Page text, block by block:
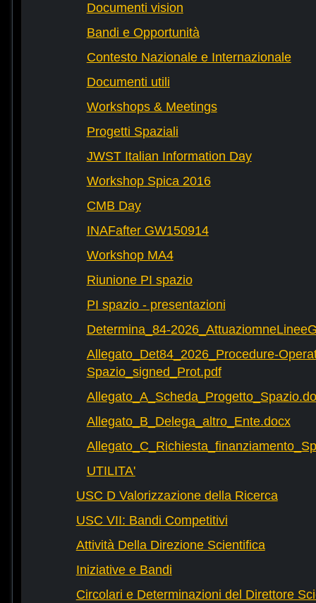
Documenti vision
Bandi e Opportunità
Contesto Nazionale e Internazionale
Documenti utili
Workshops & Meetings
Progetti Spaziali
JWST Italian Information Day
Workshop Spica 2016
CMB Day
INAFafter GW150914
Workshop MA4
Riunione PI spazio
PI spazio - presentazioni
Determina_84-
Allegato_Det84_2026_Procedure-
Spazio_signed_Prot.pdf
Allegato_B_Delega_altro_Ente.docx
UTILITA'
USC D Valorizzazione della Ricerca
USC VII: Bandi Competitivi
Attività Della Direzione Scientifica
Iniziative e Bandi
Circolari e Determinazioni del Direttore